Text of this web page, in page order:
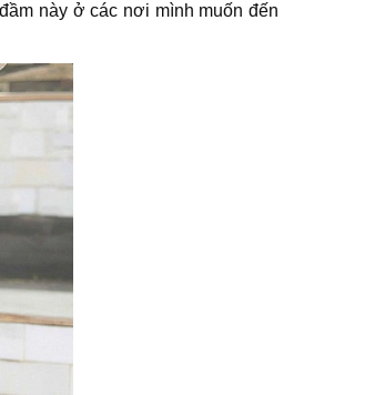
này ở các nơi mình muốn đến